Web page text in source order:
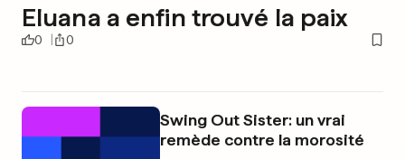
Eluana a enfin trouvé la paix
0 0
Swing Out Sister: un vrai
remède contre la morosité